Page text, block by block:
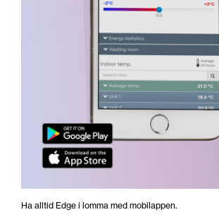
Ha alltid Edge i lomma med mobilappen.